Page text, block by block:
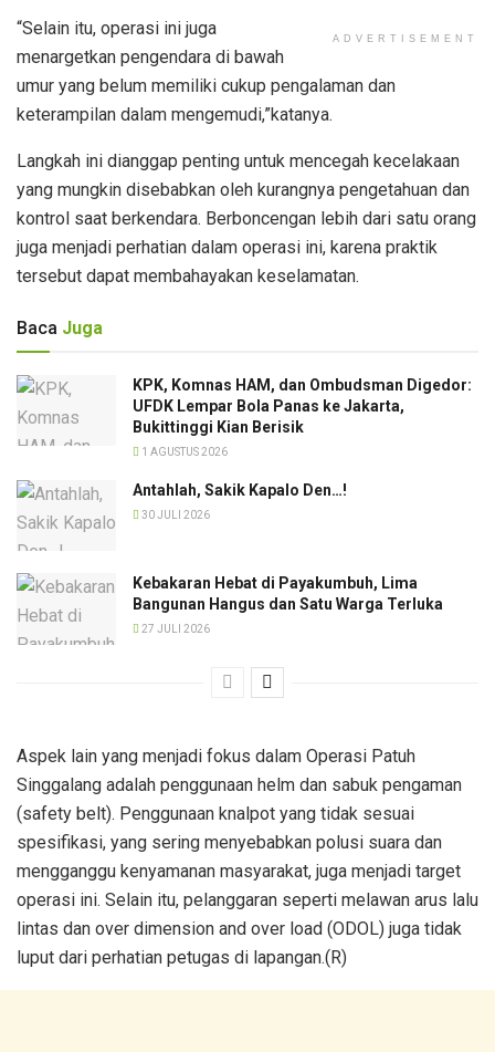
ADVERTISEMENT
“Selain itu, operasi ini juga
menargetkan pengendara di bawah
umur yang belum memiliki cukup pengalaman dan
keterampilan dalam mengemudi,”katanya.
Langkah ini dianggap penting untuk mencegah kecelakaan
yang mungkin disebabkan oleh kurangnya pengetahuan dan
kontrol saat berkendara. Berboncengan lebih dari satu orang
juga menjadi perhatian dalam operasi ini, karena praktik
tersebut dapat membahayakan keselamatan.
Baca Juga
KPK, Komnas HAM, dan Ombudsman Digedor:
UFDK Lempar Bola Panas ke Jakarta,
Bukittinggi Kian Berisik
1 AGUSTUS 2026
Antahlah, Sakik Kapalo Den…!
30 JULI 2026
Kebakaran Hebat di Payakumbuh, Lima
Bangunan Hangus dan Satu Warga Terluka
27 JULI 2026
Aspek lain yang menjadi fokus dalam Operasi Patuh
Singgalang adalah penggunaan helm dan sabuk pengaman
(safety belt). Penggunaan knalpot yang tidak sesuai
spesifikasi, yang sering menyebabkan polusi suara dan
mengganggu kenyamanan masyarakat, juga menjadi target
operasi ini. Selain itu, pelanggaran seperti melawan arus lalu
lintas dan over dimension and over load (ODOL) juga tidak
luput dari perhatian petugas di lapangan.(R)